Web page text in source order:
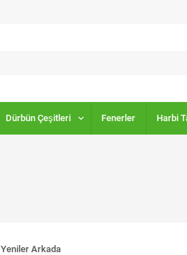
Dürbün Çeşitleri Fenerler Harbi
Yeniler Arkada